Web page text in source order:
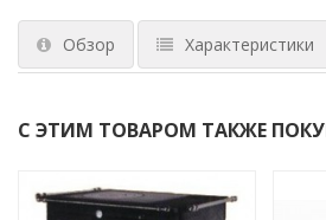
Обзор Характеристики
С ЭТИМ ТОВАРОМ ТАКЖЕ